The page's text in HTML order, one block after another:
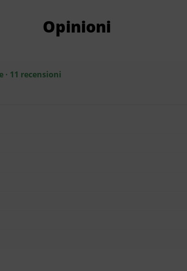
Opinioni
· 11 recensioni